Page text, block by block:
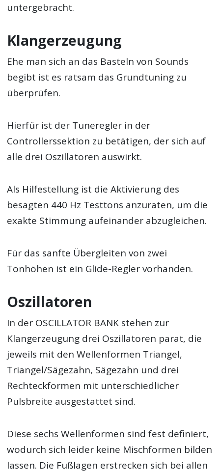
untergebracht.
Klangerzeugung
Ehe man sich an das Basteln von Sounds
begibt ist es ratsam das Grundtuning zu
überprüfen.
Hierfür ist der Tuneregler in der
Controllerssektion zu betätigen, der sich auf
alle drei Oszillatoren auswirkt.
Als Hilfestellung ist die Aktivierung des
besagten 440 Hz Testtons anzuraten, um die
exakte Stimmung aufeinander abzugleichen.
Für das sanfte Übergleiten von zwei
Tonhöhen ist ein Glide-Regler vorhanden.
Oszillatoren
In der OSCILLATOR BANK stehen zur
Klangerzeugung drei Oszillatoren parat, die
jeweils mit den Wellenformen Triangel,
Triangel/Sägezahn, Sägezahn und drei
Rechteckformen mit unterschiedlicher
Pulsbreite ausgestattet sind.
Diese sechs Wellenformen sind fest definiert,
wodurch sich leider keine Mischformen bilden
lassen. Die Fußlagen erstrecken sich bei allen